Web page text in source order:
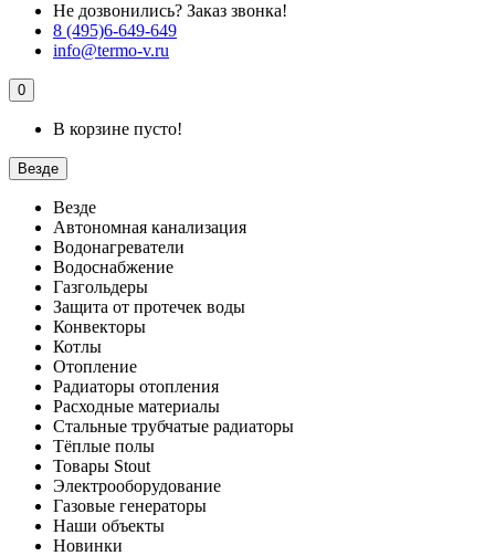
Не дозвонились? Заказ звонка!
8 (495)6-649-649
info@termo-v.ru
0
В корзине пусто!
Везде
Везде
Автономная канализация
Водонагреватели
Водоснабжение
Газгольдеры
Защита от протечек воды
Конвекторы
Котлы
Отопление
Радиаторы отопления
Расходные материалы
Стальные трубчатые радиаторы
Тёплые полы
Товары Stout
Электрооборудование
Газовые генераторы
Наши объекты
Новинки